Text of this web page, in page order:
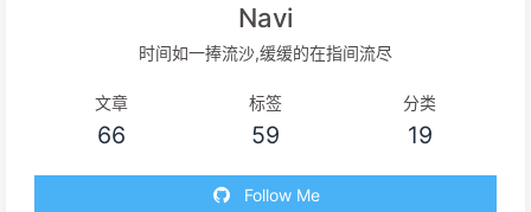
Navi
时间如一捧流沙,缓缓的在指间流尽
文章
66
标签
59
分类
19
Follow Me